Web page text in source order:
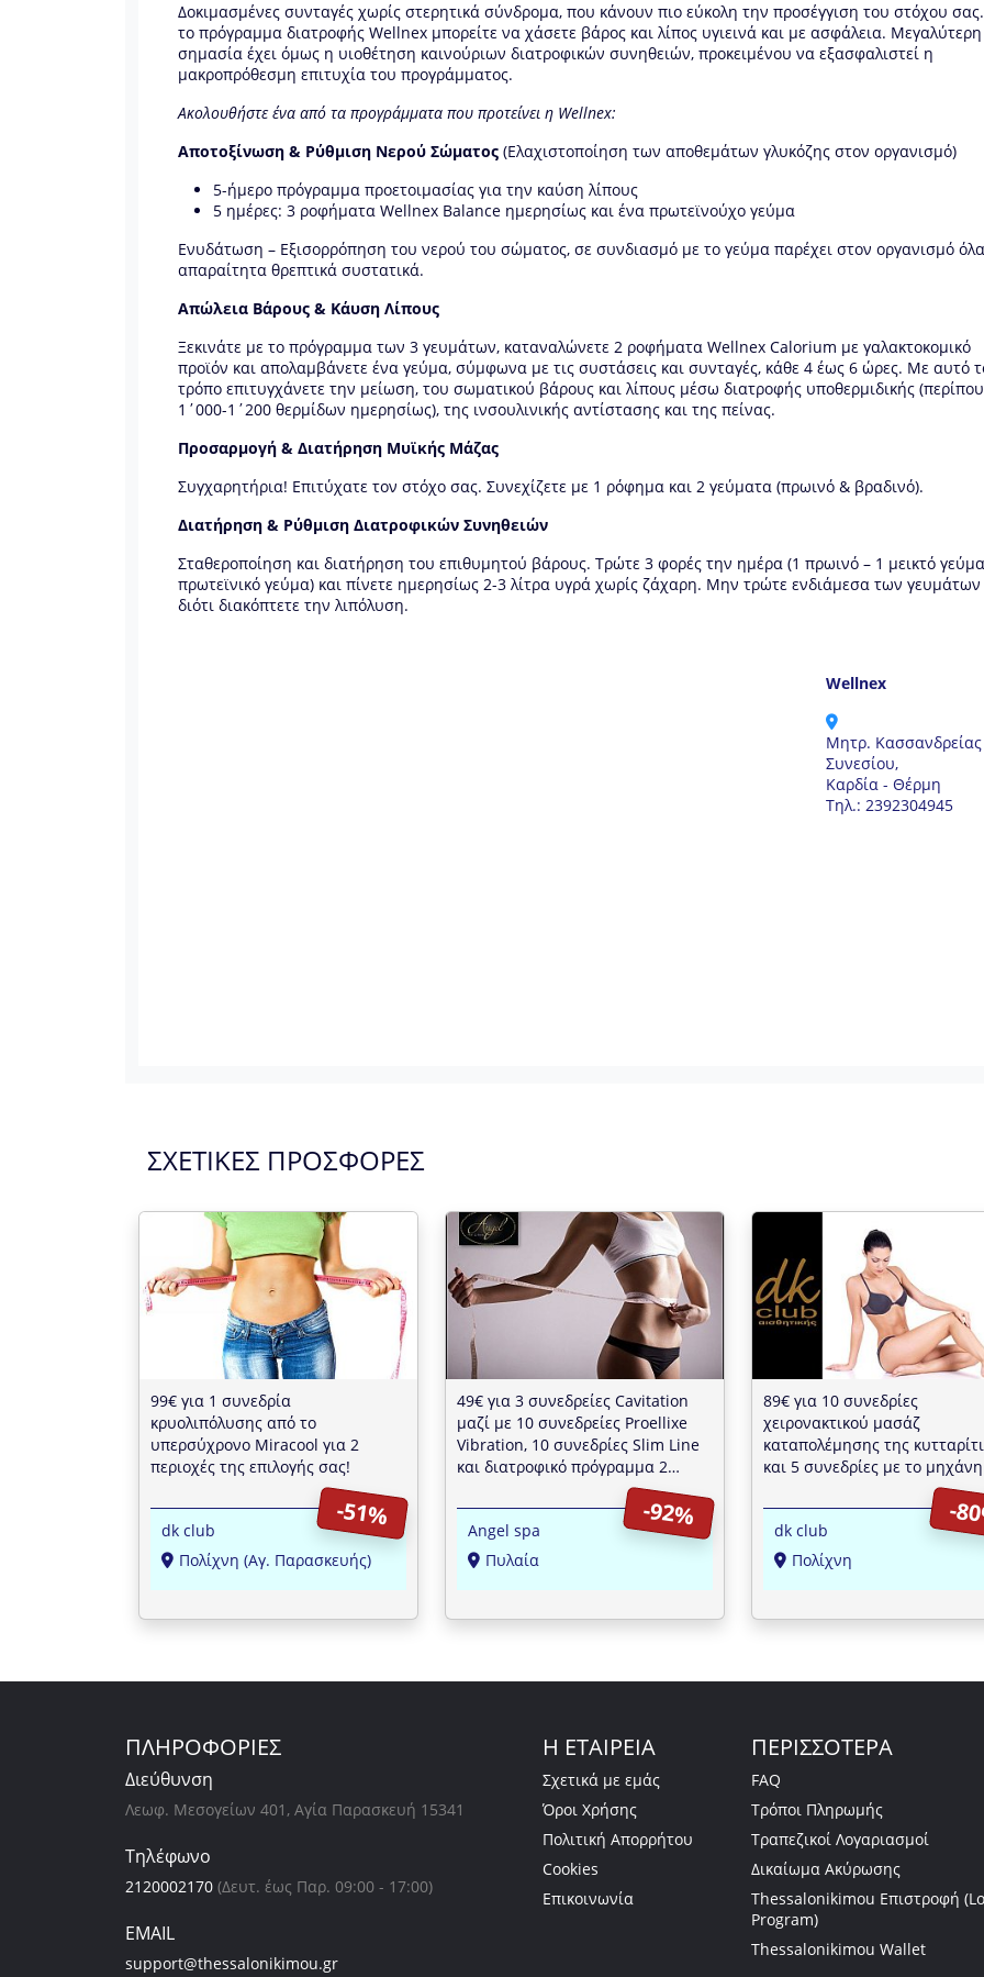
Δοκιμασμένες συνταγές χωρίς στερητικά σύνδρομα, που κάνουν πιο εύκολη την προσέγγιση του στόχου
το πρόγραμμα διατροφής Wellnex μπορείτε να χάσετε βάρος και λίπος υγιεινά και με ασφάλεια. Μεγαλύτερη
σημασία έχει όμως η υιοθέτηση καινούριων διατροφικών συνηθειών, προκειμένου να εξασφαλιστεί η
μακροπρόθεσμη επιτυχία του προγράμματος.
Ακολουθήστε ένα από τα προγράμματα που προτείνει η Wellnex:
Αποτοξίνωση & Ρύθμιση Νερού Σώματος (Ελαχιστοποίηση των αποθεμάτων γλυκόζης στον οργανισμό)
5-ήμερο πρόγραμμα προετοιμασίας για την καύση λίπους
5 ημέρες: 3 ροφήματα Wellnex Balance ημερησίως και ένα πρωτεϊνούχο γεύμα
Ενυδάτωση – Εξισορρόπηση του νερού του σώματος, σε συνδιασμό με το γεύμα παρέχει στον οργανισμό
απαραίτητα θρεπτικά συστατικά.
Απώλεια Βάρους & Κάυση Λίπους
Ξεκινάτε με το πρόγραμμα των 3 γευμάτων, καταναλώνετε 2 ροφήματα Wellnex Calorium με γαλακτοκομικό
προϊόν και απολαμβάνετε ένα γεύμα, σύμφωνα με τις συστάσεις και συνταγές, κάθε 4 έως 6 ώρες. Με αυτό
τρόπο επιτυγχάνετε την μείωση, του σωματικού βάρους και λίπους μέσω διατροφής υποθερμιδικής (περίπου
1΄000-1΄200 θερμίδων ημερησίως), της ινσουλινικής αντίστασης και της πείνας.
Προσαρμογή & Διατήρηση Μυϊκής Μάζας
Συγχαρητήρια! Επιτύχατε τον στόχο σας. Συνεχίζετε με 1 ρόφημα και 2 γεύματα (πρωινό & βραδινό).
Διατήρηση & Ρύθμιση Διατροφικών Συνηθειών
Σταθεροποίηση και διατήρηση του επιθυμητού βάρους. Τρώτε 3 φορές την ημέρα (1 πρωινό – 1 μεικτό
πρωτεϊνικό γεύμα) και πίνετε ημερησίως 2-3 λίτρα υγρά χωρίς ζάχαρη. Μην τρώτε ενδιάμεσα των γευμάτων
διότι διακόπτετε την λιπόλυση.
Wellnex
Μητρ. Κασσανδρείας
Συνεσίου,
Καρδία - Θέρμη
Τηλ.: 2392304945
ΣΧΕΤΙΚΕΣ ΠΡΟΣΦΟΡΕΣ
99€ για 1 συνεδρία
κρυολιπόλυσης από το
υπερσύχρονο Miracool για 2
περιοχές της επιλογής σας!
-51%
dk club
Πολίχνη (Αγ. Παρασκευής)
49€ για 3 συνεδρείες Cavitation
μαζί με 10 συνεδρείες Proellixe
Vibration, 10 συνεδρίες Slim Line
και διατροφικό πρόγραμμα 2
-92%
Angel spa
Πυλαία
89€ για 10 συνεδρίες
χειρονακτικού μασάζ
καταπολέμησης της
και 5 συνεδρίες με το
ραδιοσυχνοτήτων RF από το
club"
-
dk club
Πολίχνη
ΠΛΗΡΟΦΟΡΙΕΣ
Διεύθυνση
Λεωφ. Μεσογείων 401, Αγία Παρασκευή 15341
Τηλέφωνο
2120002170 (Δευτ. έως Παρ. 09:00 - 17:00)
EMAIL
support@thessalonikimou.gr
Η ΕΤΑΙΡΕΙΑ
Σχετικά με εμάς
Όροι Χρήσης
Πολιτική Απορρήτου
Cookies
Επικοινωνία
ΠΕΡΙΣΣΟΤΕΡΑ
FAQ
Τρόποι Πληρωμής
Τραπεζικοί Λογαριασμοί
Δικαίωμα Ακύρωσης
Thessalonikimou Επιστροφή
Program)
Thessalonikimou Wallet